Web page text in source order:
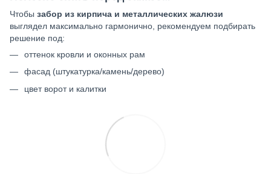
Чтобы забор из кирпича и металлических жалюзи
выглядел максимально гармонично, рекомендуем подбирать
решение под:
оттенок кровли и оконных рам
фасад (штукатурка/камень/дерево)
цвет ворот и калитки